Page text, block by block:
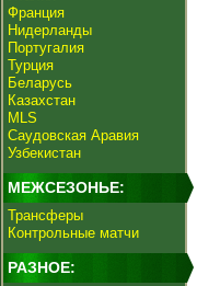
Франция
Нидерланды
Португалия
Турция
Беларусь
Казахстан
MLS
Саудовская Аравия
Узбекистан
МЕЖСЕЗОНЬЕ:
Трансферы
Контрольные матчи
РАЗНОЕ: